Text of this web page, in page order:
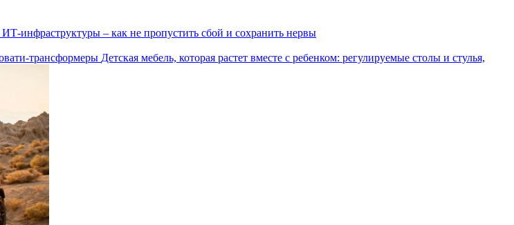
инфраструктуры – как не пропустить сбой и сохранить нервы
Детская мебель, которая растет вместе с ребенком: регулируемые столы и стулья,